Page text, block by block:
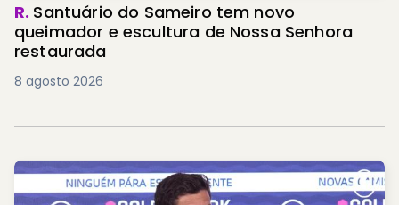
R. Santuário do Sameiro tem novo
queimador e escultura de Nossa Senhora
restaurada
8 agosto 2026